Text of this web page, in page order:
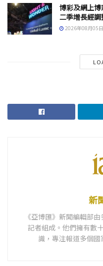
博彩及網上
二季增長經
2026年08月05
新
《亞博匯》新聞編輯部
記者組成。他們擁有數
識，專注報道多個國